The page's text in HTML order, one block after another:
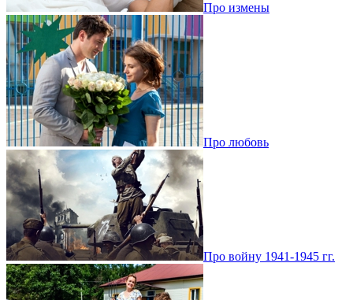
Про измены
Про любовь
Про войну 1941-1945 гг.